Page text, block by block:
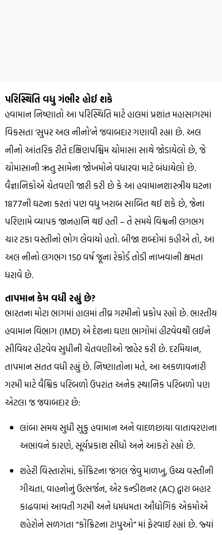
પરિસ્થિતિ વધુ ગંભીર હોઈ શકે
હવામાન નિષ્ણાતો આ પરિસ્થિતિ માટે હાલમાં પ્રશાંત મહાસાગરમાં
વિકસતા ‘સુપર અલ નીનો’ને જવાબદાર ગણાવી રહ્યા છે. અલ ​​
નીનો આંતરિક રીતે દક્ષિણપશ્ચિમ ચોમાસા સાથે જોડાયેલો છે, જે
ચોમાસાની ઋતુ સામેના જોખમોને વધારવા માટે બંધાયેલો છે.
વૈજ્ઞાનિકોએ ચેતવણી જારી કરી છે કે આ હવામાનશાસ્ત્રીય ઘટના
1877ની ઘટના કરતાં પણ વધુ ખરાબ સાબિત થઈ શકે છે, જેના
પરિણામે વ્યાપક જાનહાનિ થઈ હતી – તે સમયે વિશ્વની લગભગ
ચાર ટકા વસ્તીનો ભોગ લેવાયો હતો. બીજા શબ્દોમાં કહીએ તો, આ
અલ નીનો લગભગ 150 વર્ષ જૂના રેકોર્ડ તોડી નાખવાની ક્ષમતા
ધરાવે છે.
તાપમાન કેમ વધી રહ્યું છે?
ભારતના મોટા ભાગમાં હાલમાં તીવ્ર ગરમીનો પ્રકોપ રહ્યો છે. ભારતીય
હવામાન વિભાગ (IMD) એ દેશના ઘણા ભાગોમાં હીટવેવથી લઈને
સીવિયર હીટવેવ સુધીની ચેતવણીઓ જાહેર કરી છે. દરમિયાન,
તાપમાન સતત વધી રહ્યું છે. નિષ્ણાતોના મતે, આ અકળાવનારી
ગરમી માટે વૈશ્વિક પરિબળો ઉપરાંત અનેક સ્થાનિક પરિબળો પણ
એટલા જ જવાબદાર છે:
લાંબા સમય સુધી સુકુ હવામાન અને વાદળછાયા વાતાવરણના
અભાવને કારણે, સૂર્યપ્રકાશ સીધો અને આકરો રહ્યો છે.
શહેરી વિસ્તારોમાં, કોંક્રિટના જંગલ જેવુ માળખુ, ઉચ્ચ વસ્તીની
ગીચતા, વાહનોનું ઉત્સર્જન, એર કન્ડીશનર (AC) દ્વારા બહાર
કાઢવામાં આવતી ગરમી અને ધમધમતા ઔદ્યોગિક એકમોએ
શહેરોને સળગતા “કોંક્રિટના ટાપુઓ” માં ફેરવાઈ રહ્યાં છે. જ્યાં